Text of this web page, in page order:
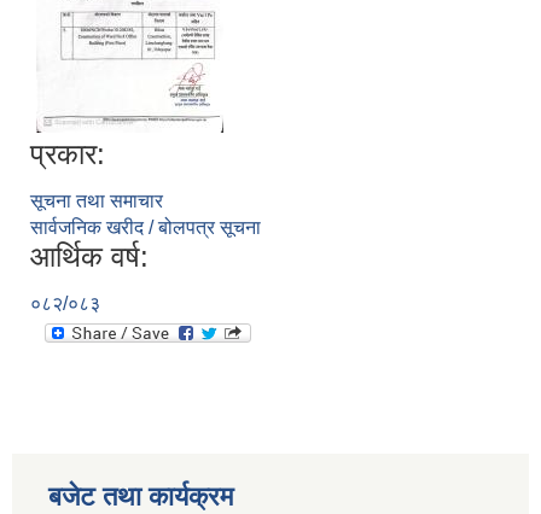
प्रकार:
सूचना तथा समाचार
सार्वजनिक खरीद / बोलपत्र सूचना
आर्थिक वर्ष:
०८२/०८३
बजेट तथा कार्यक्रम